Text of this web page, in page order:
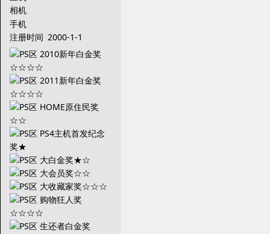
相机
手机
注册时间 2000-1-1